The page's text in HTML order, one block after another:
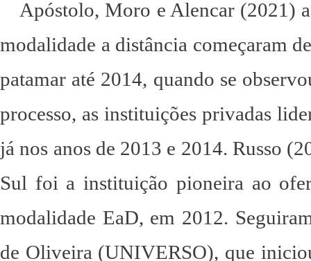
Apóstolo, Moro e Alencar (2021)
modalidade a distância começaram
patamar até 2014, quando se
processo, as instituições privadas
já nos anos de 2013 e 2014. Russo
Sul foi a instituição pioneira ao
modalidade EaD, em 2012.
de Oliveira (UNIVERSO), que